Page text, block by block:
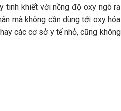
tinh khiết với nồng độ oxy ngõ ra
mà không cần dùng tới oxy hóa
các cơ sở y tế nhỏ, cũng không